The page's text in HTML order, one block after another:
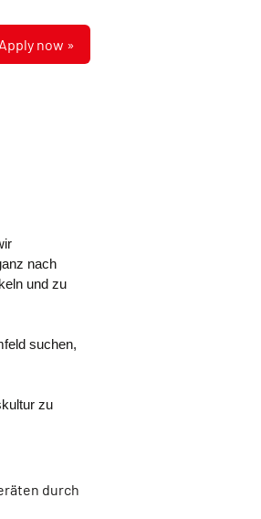
Apply now »
nach
und zu
suchen,
zu
durch